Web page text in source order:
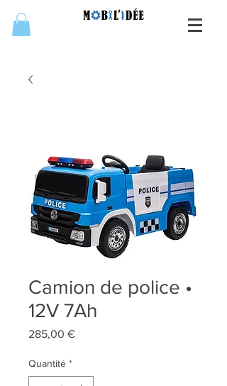
Camion de police •
12V 7Ah
285,00 €Prix
Quantité *